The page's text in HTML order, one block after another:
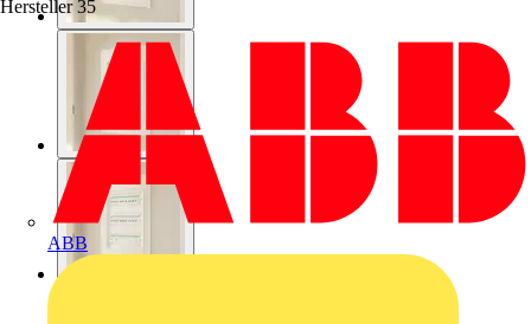
Hersteller 35
ABB